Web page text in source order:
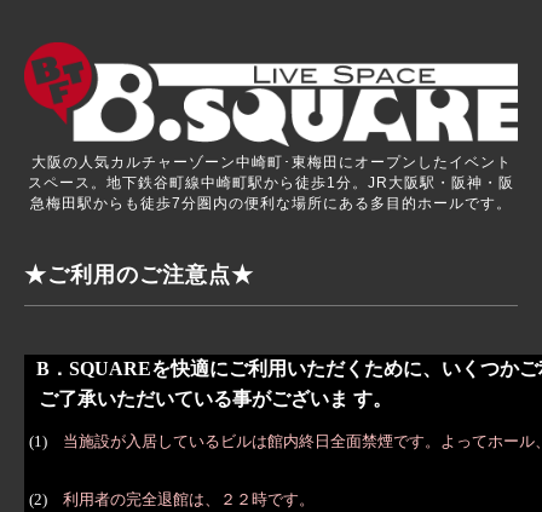
大阪の人気カルチャーゾーン中崎町･東梅田にオープンしたイベント
スペース。地下鉄谷町線中崎町駅から徒歩1分。JR大阪駅・阪神・阪
急梅田駅からも徒歩7分圏内の便利な場所にある多目的ホールです。
★ご利用のご注意点★
B．SQUAREを快適にご利用いただくために、いくつか
ご了承いただいている事がございま す。
(1) 当施設が入居しているビルは館内終日全面禁煙です。よってホー
(2) 利用者の完全退館は、２２時です。